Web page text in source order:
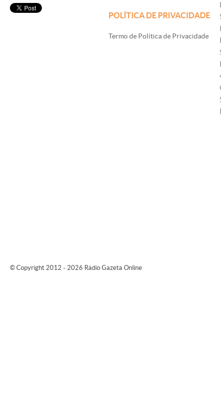
POLÍTICA DE PRIVACIDADE
Termo de Política de Privacidade
© Copyright 2012 - 2026 Rádio Gazeta Online